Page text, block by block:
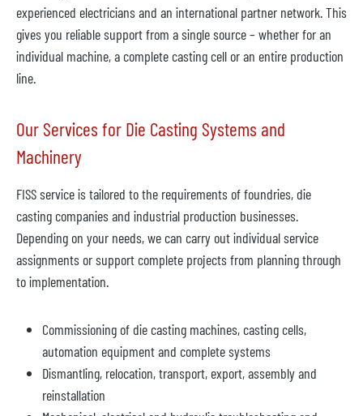
experienced electricians and an international partner network. This
gives you reliable support from a single source – whether for an
individual machine, a complete casting cell or an entire production
line.
Our Services for Die Casting Systems and
Machinery
FISS service is tailored to the requirements of foundries, die
casting companies and industrial production businesses.
Depending on your needs, we can carry out individual service
assignments or support complete projects from planning through
to implementation.
Commissioning of die casting machines, casting cells,
automation equipment and complete systems
Dismantling, relocation, transport, export, assembly and
reinstallation